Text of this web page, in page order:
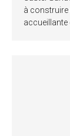
à construire
accueillante